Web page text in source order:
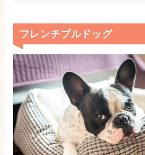
フレンチブルドッグ